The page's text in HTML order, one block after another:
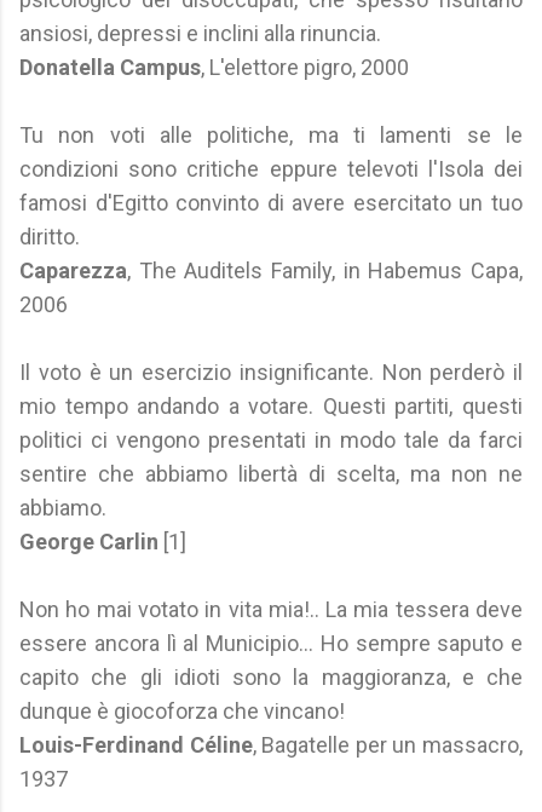
ansiosi, depressi e inclini alla rinuncia.
Donatella Campus, L'elettore pigro, 2000
Tu non voti alle politiche, ma ti lamenti se le
condizioni sono critiche eppure televoti l'Isola dei
famosi d'Egitto convinto di avere esercitato un tuo
diritto.
Caparezza, The Auditels Family, in Habemus Capa,
2006
Il voto è un esercizio insignificante. Non perderò il
mio tempo andando a votare. Questi partiti, questi
politici ci vengono presentati in modo tale da farci
sentire che abbiamo libertà di scelta, ma non ne
abbiamo.
George Carlin [1]
Non ho mai votato in vita mia!.. La mia tessera deve
essere ancora lì al Municipio... Ho sempre saputo e
capito che gli idioti sono la maggioranza, e che
dunque è giocoforza che vincano!
Louis-Ferdinand Céline, Bagatelle per un massacro,
1937